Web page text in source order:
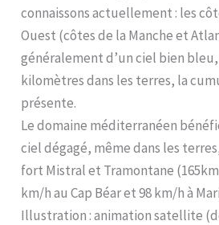
connaissons actuellement : les
Ouest (côtes de la Manche et
généralement d’un ciel bien
kilomètres dans les terres, la
présente.
Le domaine méditerranéen
ciel dégagé, même dans les
fort Mistral et Tramontane
km/h au Cap Béar et 98 km/h à
Illustration : animation satellite